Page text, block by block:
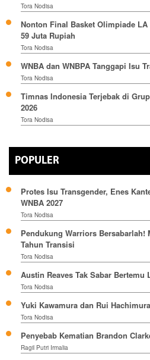
Tora Nodisa
Nonton Final Basket Olimpiade
59 Juta Rupiah
Tora Nodisa
WNBA dan WNBPA Tanggapi Isu
Tora Nodisa
Timnas Indonesia Terjebak di
2026
Tora Nodisa
POPULER
Protes Isu Transgender, Enes
WNBA 2027
Tora Nodisa
Pendukung Warriors Bersabarlah!
Tahun Transisi
Tora Nodisa
Austin Reaves Tak Sabar
Tora Nodisa
Yuki Kawamura dan Rui
Tora Nodisa
Penyebab Kematian Brandon
Ragil Putri Irmalia